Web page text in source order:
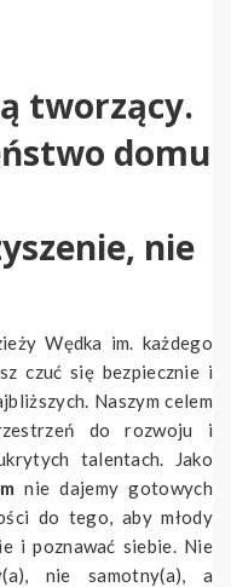
tworzący.
domu
nie
Wędka im. każdego
czuć się bezpiecznie i
Naszym celem
do rozwoju i
talentach. Jako
nie dajemy gotowych
do tego, aby młody
i poznawać siebie. Nie
nie samotny(a), a